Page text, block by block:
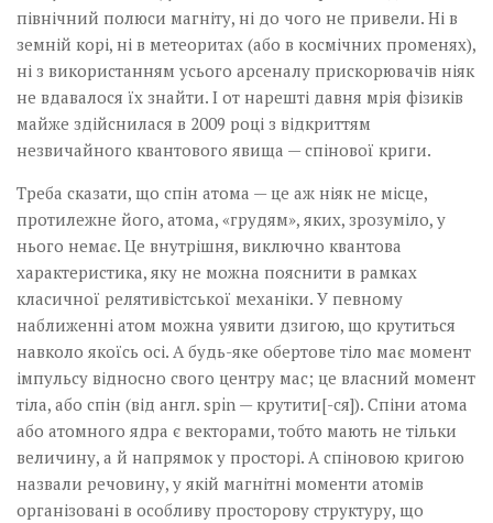
північний полюси магніту, ні до чого не привели. Ні в
земній корі, ні в метеоритах (або в космічних променях),
ні з використанням усього арсеналу прискорювачів ніяк
не вдавалося їх знайти. І от нареш­ті давня мрія фізиків
майже здійснилася в 2009 році з відкриттям
незвичайного квантового явища — спінової криги.
Треба сказати, що спін атома — це аж ніяк не місце,
протилежне його, атома, «грудям», яких, зрозуміло, у
нього немає. Це внутрішня, виключно квантова
характеристика, яку не можна пояснити в рамках
класичної релятивістської механіки. У певному
наближенні атом можна уявити дзигою, що крутиться
навколо якоїсь осі. А будь-яке обертове тіло має момент
імпульсу відносно свого центру мас; це власний момент
тіла, або спін (від англ. spin — крутити[-ся]). Спіни атома
або атомного ядра є векторами, тобто мають не тільки
величину, а й напрямок у просторі. А спіновою кригою
назвали речовину, у якій магнітні моменти атомів
організовані в особливу просторову структуру, що